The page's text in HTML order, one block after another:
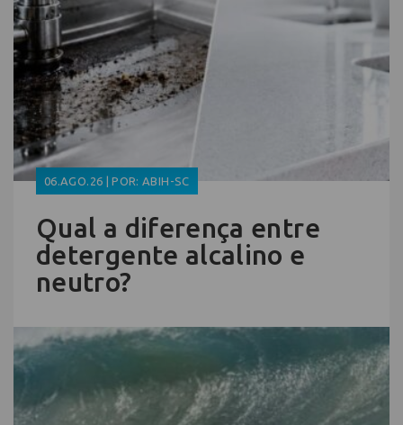
06.AGO.26 | POR: ABIH-SC
Qual a diferença entre
detergente alcalino e
neutro?